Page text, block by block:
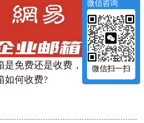
是免费还是收费，收费的话
如何收费?‌
微信咨询
微信扫一扫